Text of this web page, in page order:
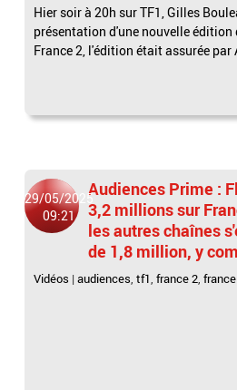
Hier soir à 20h sur TF1, Gilles
présentation d'une nouvelle édition
France 2, l'édition était assurée par
29/05/2025
09:21
Audiences Prime :
3,2 millions sur
les autres chaînes
de 1,8 million, y
Vidéos |audiences ,tf1 ,france 2 ,